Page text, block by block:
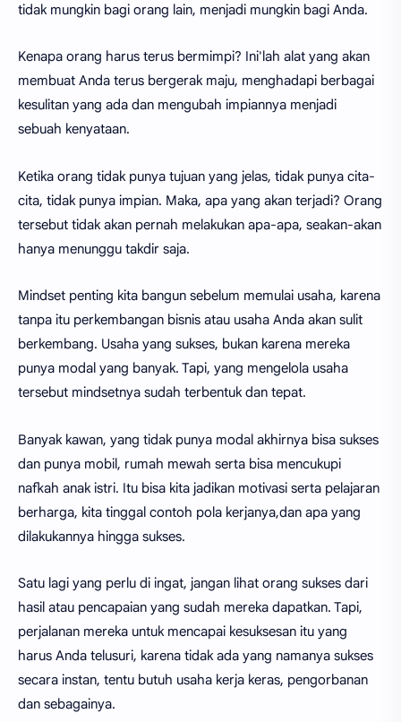
tidak mungkin bagi orang lain, menjadi mungkin bagi Anda.
Kenapa orang harus terus bermimpi? Ini'lah alat yang akan
membuat Anda terus bergerak maju, menghadapi berbagai
kesulitan yang ada dan mengubah impiannya menjadi
sebuah kenyataan.
Ketika orang tidak punya tujuan yang jelas, tidak punya cita-
cita, tidak punya impian. Maka, apa yang akan terjadi? Orang
tersebut tidak akan pernah melakukan apa-apa, seakan-akan
hanya menunggu takdir saja.
Mindset penting kita bangun sebelum memulai usaha, karena
tanpa itu perkembangan bisnis atau usaha Anda akan sulit
berkembang. Usaha yang sukses, bukan karena mereka
punya modal yang banyak. Tapi, yang mengelola usaha
tersebut mindsetnya sudah terbentuk dan tepat.
Banyak kawan, yang tidak punya modal akhirnya bisa sukses
dan punya mobil, rumah mewah serta bisa mencukupi
nafkah anak istri. Itu bisa kita jadikan motivasi serta pelajaran
berharga, kita tinggal contoh pola kerjanya,dan apa yang
dilakukannya hingga sukses.
Satu lagi yang perlu di ingat, jangan lihat orang sukses dari
hasil atau pencapaian yang sudah mereka dapatkan. Tapi,
perjalanan mereka untuk mencapai kesuksesan itu yang
harus Anda telusuri, karena tidak ada yang namanya sukses
secara instan, tentu butuh usaha kerja keras, pengorbanan
dan sebagainya.